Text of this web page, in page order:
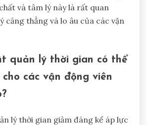
và tâm lý này là rất quan
căng thẳng và lo âu của các vận
quản lý thời gian có thể
các vận động viên
lý thời gian giảm đáng kể áp lực